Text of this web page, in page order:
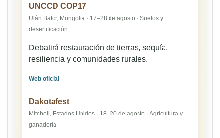
UNCCD COP17
Ulán Bator, Mongolia · 17–28 de agosto · Suelos y
desertificación
Debatirá restauración de tierras, sequía,
resiliencia y comunidades rurales.
Web oficial
Dakotafest
Mitchell, Estados Unidos · 18–20 de agosto · Agricultura y
ganadería